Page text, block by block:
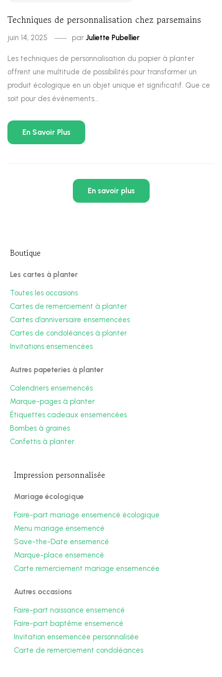
Techniques de personnalisation chez parsemains
juin 14, 2025 par Juliette Pubellier
Les techniques de personnalisation du papier à planter
offrent une multitude de possibilités pour transformer un
produit écologique en un objet unique et significatif. Que ce
soit pour des événements...
En Savoir Plus
En savoir plus
Boutique
Les cartes à planter
Toutes les occasions
Cartes de remerciement à planter
Cartes d’anniversaire ensemencées
Cartes de condoléances à planter
Invitations ensemencées
Autres papeteries à planter
Calendriers ensemencés
Marque-pages à planter
Étiquettes cadeaux ensemencées
Bombes à graines
Confettis à planter
Impression personnalisée
Mariage écologique
Faire-part mariage ensemencé écologique
Menu mariage ensemencé
Save-the-Date ensemencé
Marque-place ensemencé
Carte remerciement mariage ensemencée
Autres occasions
Faire-part naissance ensemencé
Faire-part baptême ensemencé
Invitation ensemencée personnalisée
Carte de remerciement condoléances